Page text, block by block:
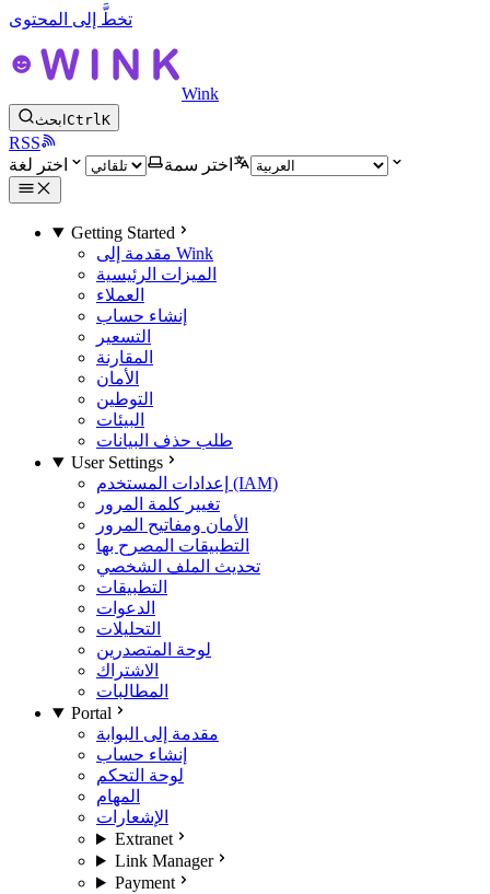
تخطَّ إلى المحتوى
Wink
ابحث CtrlK
RSS
اختر سمة
اختر لغة
Getting Started
مقدمة إلى Wink
الميزات الرئيسية
العملاء
إنشاء حساب
التسعير
المقارنة
الأمان
التوطين
البيئات
طلب حذف البيانات
User Settings
إعدادات المستخدم (IAM)
تغيير كلمة المرور
الأمان ومفاتيح المرور
التطبيقات المصرح بها
تحديث الملف الشخصي
التطبيقات
الدعوات
التحليلات
لوحة المتصدرين
الاشتراك
المطالبات
Portal
مقدمة إلى البوابة
إنشاء حساب
لوحة التحكم
المهام
الإشعارات
Extranet
Link Manager
Payment